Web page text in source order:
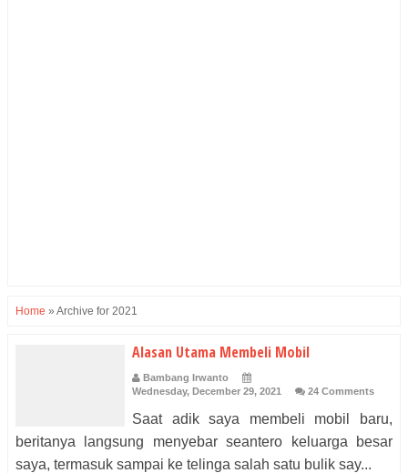
Home » Archive for 2021
Alasan Utama Membeli Mobil
Bambang Irwanto
Wednesday, December 29, 2021
24 Comments
Saat adik saya membeli mobil baru,
beritanya langsung menyebar seantero keluarga besar
saya, termasuk sampai ke telinga salah satu bulik say...